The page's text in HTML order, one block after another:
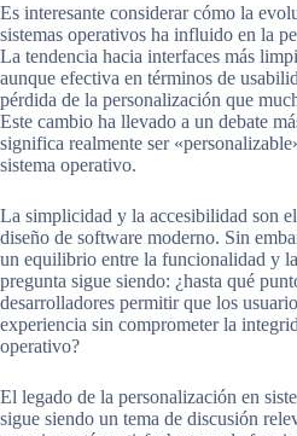
Es interesante considerar cómo la
sistemas operativos ha influido en la
La tendencia hacia interfaces más
aunque efectiva en términos de
pérdida de la personalización que
Este cambio ha llevado a un debate
significa realmente ser
sistema operativo.
La simplicidad y la accesibilidad son
diseño de software moderno. Sin
un equilibrio entre la funcionalidad y
pregunta sigue siendo: ¿hasta qué
desarrolladores permitir que los
experiencia sin comprometer la
operativo?
El legado de la personalización en
sigue siendo un tema de discusión